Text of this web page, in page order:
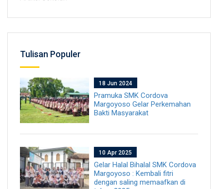
Tulisan Populer
18 Jun 2024
Pramuka SMK Cordova
Margoyoso Gelar Perkemahan
Bakti Masyarakat
10 Apr 2025
Gelar Halal Bihalal SMK Cordova
Margoyoso : Kembali fitri
dengan saling memaafkan di